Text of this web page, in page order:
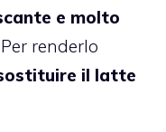
e molto
renderlo
il latte